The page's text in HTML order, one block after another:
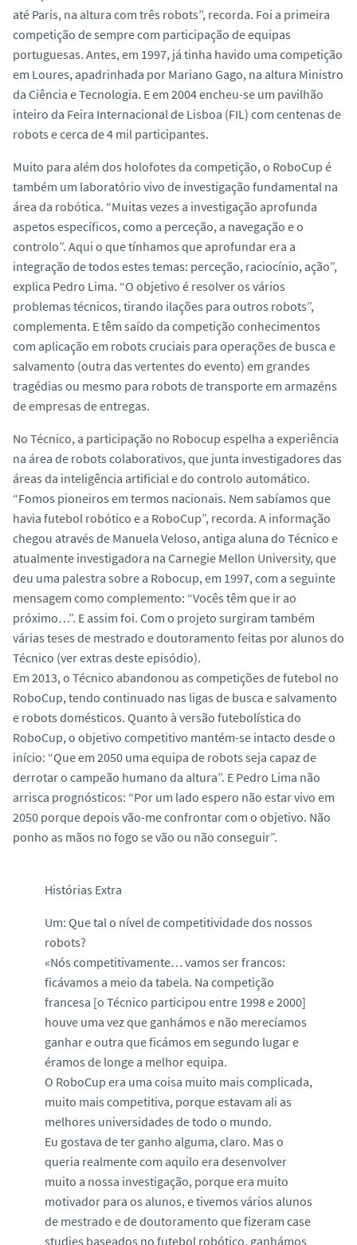
até Paris, na altura com três robots”, recorda. Foi a primeira
competição de sempre com participação de equipas
portuguesas. Antes, em 1997, já tinha havido uma competição
em Loures, apadrinhada por Mariano Gago, na altura Ministro
da Ciência e Tecnologia. E em 2004 encheu-se um pavilhão
inteiro da Feira Internacional de Lisboa (FIL) com centenas de
robots e cerca de 4 mil participantes.
Muito para além dos holofotes da competição, o RoboCup é
também um laboratório vivo de investigação fundamental na
área da robótica. “Muitas vezes a investigação aprofunda
aspetos específicos, como a perceção, a navegação e o
controlo”. Aqui o que tínhamos que aprofundar era a
integração de todos estes temas: perceção, raciocínio, ação”,
explica Pedro Lima. “O objetivo é resolver os vários
problemas técnicos, tirando ilações para outros robots”,
complementa. E têm saído da competição conhecimentos
com aplicação em robots cruciais para operações de busca e
salvamento (outra das vertentes do evento) em grandes
tragédias ou mesmo para robots de transporte em armazéns
de empresas de entregas.
No Técnico, a participação no Robocup espelha a experiência
na área de robots colaborativos, que junta investigadores das
áreas da inteligência artificial e do controlo automático.
“Fomos pioneiros em termos nacionais. Nem sabíamos que
havia futebol robótico e a RoboCup”, recorda. A informação
chegou através de Manuela Veloso, antiga aluna do Técnico e
atualmente investigadora na Carnegie Mellon University, que
deu uma palestra sobre a Robocup, em 1997, com a seguinte
mensagem como complemento: “Vocês têm que ir ao
próximo…”. E assim foi. Com o projeto surgiram também
várias teses de mestrado e doutoramento feitas por alunos do
Técnico (ver extras deste episódio).
Em 2013, o Técnico abandonou as competições de futebol no
RoboCup, tendo continuado nas ligas de busca e salvamento
e robots domésticos. Quanto à versão futebolística do
RoboCup, o objetivo competitivo mantém-se intacto desde o
início: “Que em 2050 uma equipa de robots seja capaz de
derrotar o campeão humano da altura”. E Pedro Lima não
arrisca prognósticos: “Por um lado espero não estar vivo em
2050 porque depois vão-me confrontar com o objetivo. Não
ponho as mãos no fogo se vão ou não conseguir”.
Histórias Extra
Um: Que tal o nível de competitividade dos nossos
robots?
«Nós competitivamente… vamos ser francos:
ficávamos a meio da tabela. Na competição
francesa [o Técnico participou entre 1998 e 2000]
houve uma vez que ganhámos e não merecíamos
ganhar e outra que ficámos em segundo lugar e
éramos de longe a melhor equipa.
O RoboCup era uma coisa muito mais complicada,
muito mais competitiva, porque estavam ali as
melhores universidades de todo o mundo.
Eu gostava de ter ganho alguma, claro. Mas o
queria realmente com aquilo era desenvolver
muito a nossa investigação, porque era muito
motivador para os alunos, e tivemos vários alunos
de mestrado e de doutoramento que fizeram case
studies baseados no futebol robótico, ganhámos